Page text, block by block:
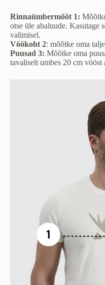
Rinnaümbermõõt 1:
otse üle abaluude. Kasutage
valimisel.
Vöökoht 2: mõõtke oma
Puusad 3: Mõõtke oma
tavaliselt umbes 20 cm vööst